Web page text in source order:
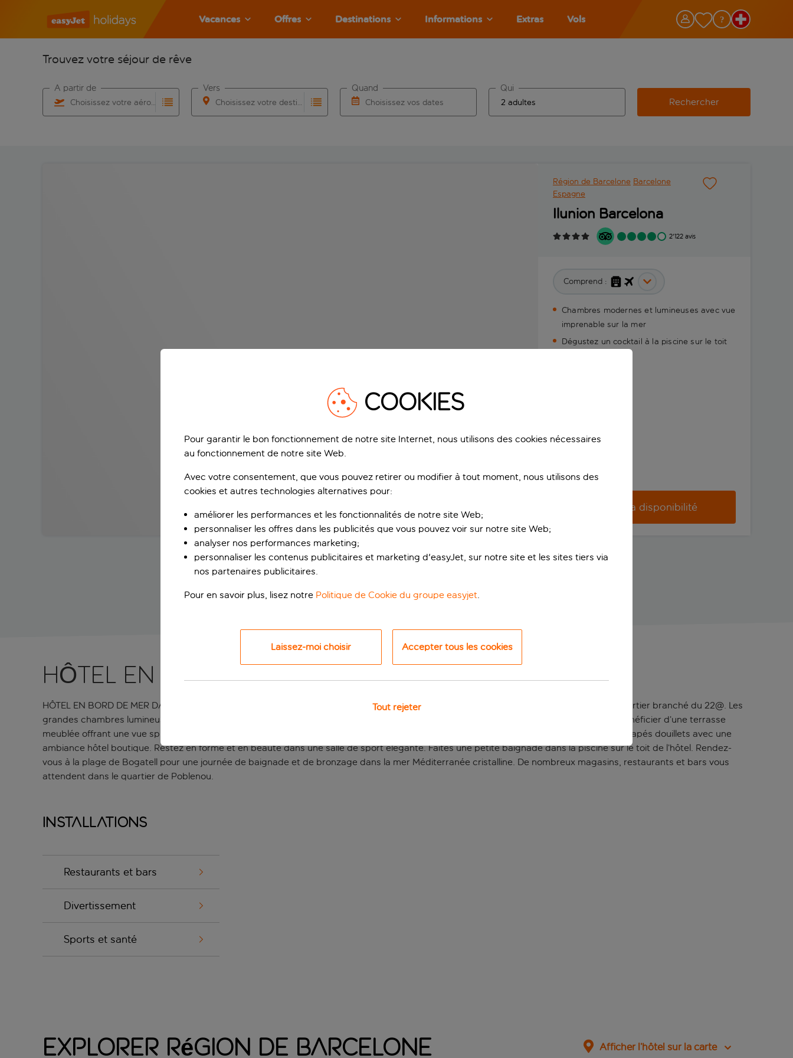
Vacances Offres Destinations Informations Extras Vols
Trouvez votre séjour de rêve
Choisissez votre aéroport
À partir de
Choisissez votre destination
Vers
Choisissez vos dates
Quand Qui
Rechercher
Région de Barcelone Barcelone
Espagne
Ilunion Barcelona
2'122 avis
Comprend :
Chambres modernes et lumineuses avec vue
imprenable sur la mer
Dégustez un cocktail à la piscine sur le toit
Vérifier la disponibilité
HÔTEL EN BORD DE MER DANS LE QUARTIER 22@
HÔTEL EN BORD DE MER DANS LE QUARTIER 22@ - Découvrez la Barcelone avant-gardiste dans cet hôtel cool et calme situé dans le quartier branché du 22@. Les
grandes chambres lumineuses affichent un décor moderne et un sol en parquet. Le surclassement en chambre supérieure permet de bénéficier d’une terrasse
meublée offrant une vue splendide sur la mer. Détendez-vous en lisant un bon livre dans un salon élégant et confortable, composé de canapés douillets avec une
ambiance hôtel boutique. Restez en forme et en beauté dans une salle de sport élégante. Faites une petite baignade dans la piscine sur le toit de l’hôtel. Rendez-
vous à la plage de Bogatell pour une journée de baignade et de bronzage dans la mer Méditerranée cristalline. De nombreux magasins, restaurants et bars vous
attendent dans le quartier de Poblenou.
Installations
Restaurants et bars
Divertissement
Sports et santé
Explorer Région de Barcelone Afficher l’hôtel sur la carte
COOKIES
Pour garantir le bon fonctionnement de notre site Internet, nous utilisons des cookies nécessaires
au fonctionnement de notre site Web.
Avec votre consentement, que vous pouvez retirer ou modifier à tout moment, nous utilisons des
cookies et autres technologies alternatives pour:
améliorer les performances et les fonctionnalités de notre site Web;
personnaliser les offres dans les publicités que vous pouvez voir sur notre site Web;
analyser nos performances marketing;
personnaliser les contenus publicitaires et marketing d'easyJet, sur notre site et les sites tiers via
nos partenaires publicitaires.
Pour en savoir plus, lisez notre Politique de Cookie du groupe easyjet
Laissez-moi choisir Accepter tous les cookies
Tout rejeter